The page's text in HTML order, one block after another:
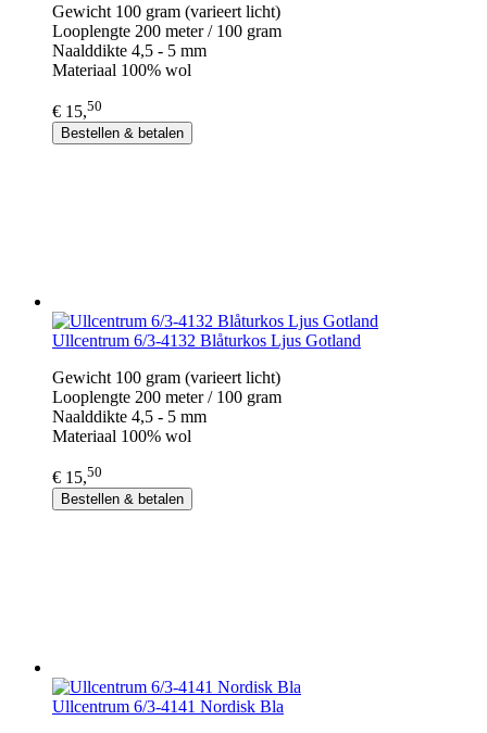
Gewicht 100 gram (varieert licht)
Looplengte 200 meter / 100 gram
Naalddikte 4,5 - 5 mm
Materiaal 100% wol
€ 15,50
Bestellen & betalen
Ullcentrum 6/3-4132 Blåturkos Ljus Gotland
Gewicht 100 gram (varieert licht)
Looplengte 200 meter / 100 gram
Naalddikte 4,5 - 5 mm
Materiaal 100% wol
€ 15,50
Bestellen & betalen
Ullcentrum 6/3-4141 Nordisk Bla